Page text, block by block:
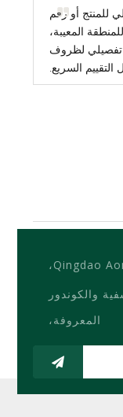
للمنتج أو رقم
المعيبة،
تفصيلي لظروف
التقييم السريع.
Qingdao Aonuo Tyre Co.، Ltd،
والكوندور
المعروفة،